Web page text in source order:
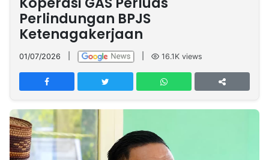
Network
PT
TREETAN
MULTIMEDIA
INDONESIA
Partner
Perlindungan BPJS
Ketenagakerjaan
01/07/2026 16.1K views